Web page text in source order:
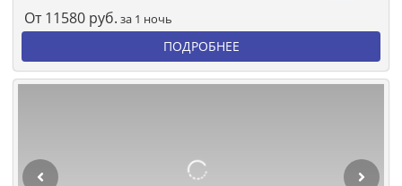
От 11580 руб. за 1 ночь
ПОДРОБНЕЕ